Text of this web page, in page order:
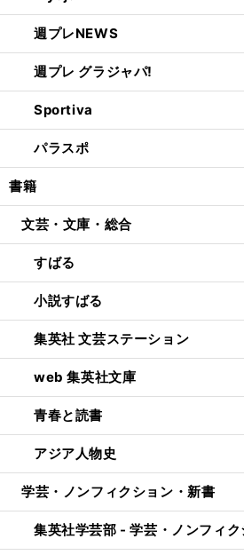
週プレNEWS
週プレ グラジャパ!
Sportiva
パラスポ
書籍
文芸・文庫・総合
すばる
小説すばる
集英社 文芸ステーション
web 集英社文庫
青春と読書
アジア人物史
学芸・ノンフィクション・新書
集英社学芸部 - 学芸・ノンフィク